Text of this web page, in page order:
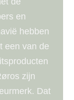
en
hebben
een van de
zijn
Dat